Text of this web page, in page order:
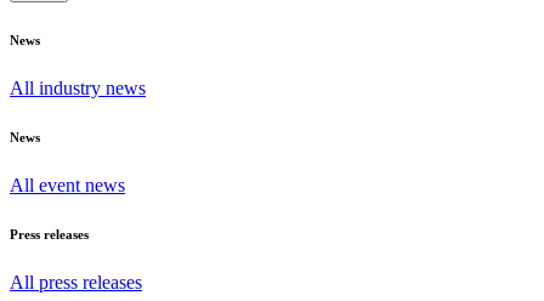
News
All industry news
News
All event news
Press releases
All press releases